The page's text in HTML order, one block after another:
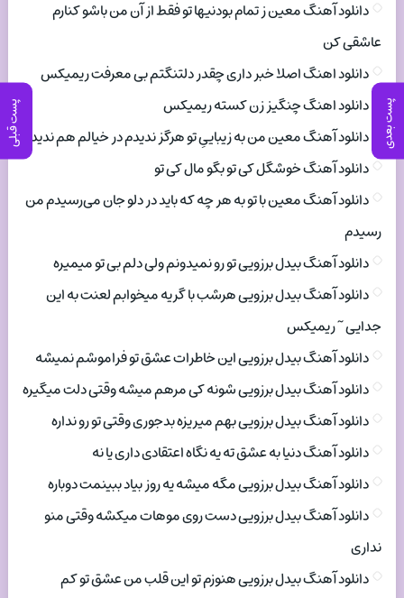
پست بعدی پست قبلی
دانلود آهنگ معین ز تمام بودنیها تو فقط از آن من باشو کنارم
عاشقی کن
دانلود اهنگ اصلا خبر داری چقدر دلتنگتم بی معرفت ریمیکس
دانلود اهنگ چنگیز زن کسته ریمیکس
دانلود آهنگ معین من به زیباییِ تو هرگز ندیدم در خیالم هم ندیدم
دانلود آهنگ خوشگل کی تو بگو مال کی تو
دانلود آهنگ معین با تو به هر چه که باید در دلو جان می‌رسیدم من
رسیدم
دانلود آهنگ بیدل برزویی تو رو نمیدونم ولی دلم بی تو میمیره
دانلود آهنگ بیدل برزویی هرشب با گریه میخوابم لعنت به این
جدایی ~ ریمیکس
دانلود آهنگ بیدل برزویی این خاطرات عشق تو فراموشم نمیشه
دانلود آهنگ بیدل برزویی شونه کی مرهم میشه وقتی دلت میگیره
دانلود آهنگ بیدل برزویی بهم میریزه بدجوری وقتی تو رو نداره
دانلود آهنگ دنیا به عشق ته یه نگاه اعتقادی داری یا نه
دانلود آهنگ بیدل برزویی مگه میشه یه روز بیاد ببینمت دوباره
دانلود آهنگ بیدل برزویی دست روی موهات میکشه وقتی منو
نداری
دانلود آهنگ بیدل برزویی هنوزم تو این قلب من عشق تو کم